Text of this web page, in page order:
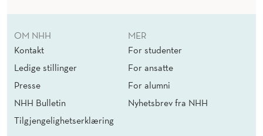
OM NHH
Kontakt
Ledige stillinger
Presse
NHH Bulletin
Tilgjengelighetserklæring
MER
For studenter
For ansatte
For alumni
Nyhetsbrev fra NHH